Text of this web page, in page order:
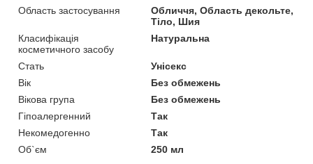
Область застосування
Обличчя, Область декольте,
Тіло, Шия
Класифікація
косметичного засобу
Натуральна
Стать
Унісекс
Вік
Без обмежень
Вікова група
Без обмежень
Гіпоалергенний
Так
Некомедогенно
Так
Об`єм
250 мл